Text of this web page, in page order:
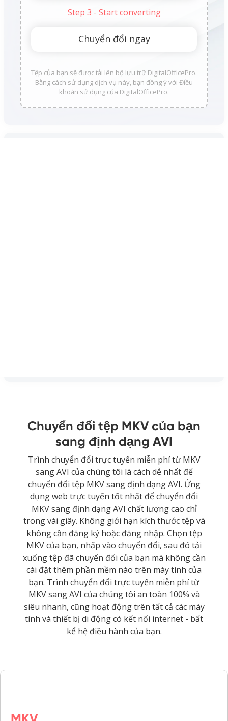
Step 3 - Start converting
Tệp của bạn sẽ được tải lên bộ lưu trữ DigitalOfficePro.
Bằng cách sử dụng dịch vụ này, bạn đồng ý với Điều
khoản sử dụng của DigitalOfficePro.
Chuyển đổi tệp MKV của bạn
sang định dạng AVI
Trình chuyển đổi trực tuyến miễn phí từ MKV
sang AVI của chúng tôi là cách dễ nhất để
chuyển đổi tệp MKV sang định dạng AVI. Ứng
dụng web trực tuyến tốt nhất để chuyển đổi
MKV sang định dạng AVI chất lượng cao chỉ
trong vài giây. Không giới hạn kích thước tệp và
không cần đăng ký hoặc đăng nhập. Chọn tệp
MKV của bạn, nhấp vào chuyển đổi, sau đó tải
xuống tệp đã chuyển đổi của bạn mà không cần
cài đặt thêm phần mềm nào trên máy tính của
bạn. Trình chuyển đổi trực tuyến miễn phí từ
MKV sang AVI của chúng tôi an toàn 100% và
siêu nhanh, cũng hoạt động trên tất cả các máy
tính và thiết bị di động có kết nối internet - bất
kể hệ điều hành của bạn.